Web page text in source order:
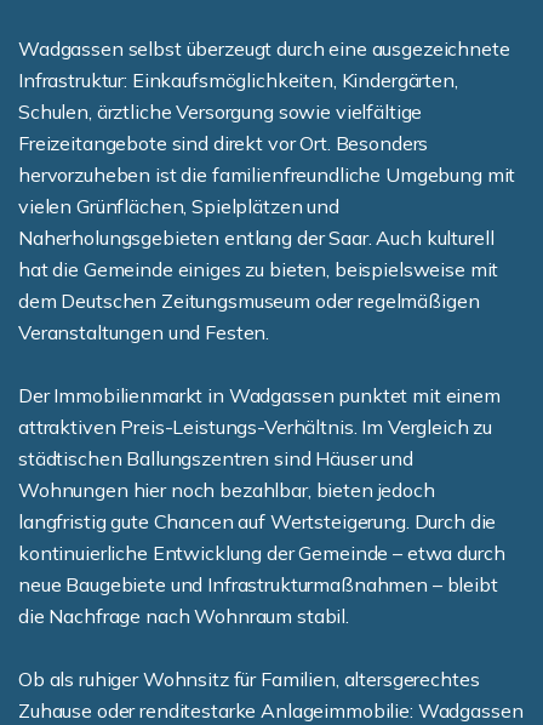
Wadgassen selbst überzeugt durch eine ausgezeichnete
Infrastruktur: Einkaufsmöglichkeiten, Kindergärten,
Schulen, ärztliche Versorgung sowie vielfältige
Freizeitangebote sind direkt vor Ort. Besonders
hervorzuheben ist die familienfreundliche Umgebung mit
vielen Grünflächen, Spielplätzen und
Naherholungsgebieten entlang der Saar. Auch kulturell
hat die Gemeinde einiges zu bieten, beispielsweise mit
dem Deutschen Zeitungsmuseum oder regelmäßigen
Veranstaltungen und Festen.
Der Immobilienmarkt in Wadgassen punktet mit einem
attraktiven Preis-Leistungs-Verhältnis. Im Vergleich zu
städtischen Ballungszentren sind Häuser und
Wohnungen hier noch bezahlbar, bieten jedoch
langfristig gute Chancen auf Wertsteigerung. Durch die
kontinuierliche Entwicklung der Gemeinde – etwa durch
neue Baugebiete und Infrastrukturmaßnahmen – bleibt
die Nachfrage nach Wohnraum stabil.
Ob als ruhiger Wohnsitz für Familien, altersgerechtes
Zuhause oder renditestarke Anlageimmobilie: Wadgassen